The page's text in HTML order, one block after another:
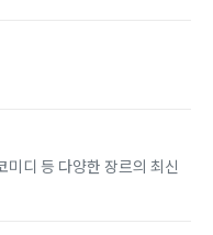
디 등 다양한 장르의 최신